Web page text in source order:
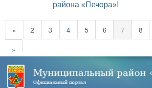
района «Печора»!
« 2 3 4 5 6 7 8
»